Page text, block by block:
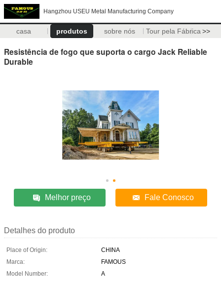
Hangzhou USEU Metal Manufacturing Company
casa produtos sobre nós Tour pela Fábrica >>
Resistência de fogo que suporta o cargo Jack Reliable
Durable
Melhor preço Fale Conosco
Detalhes do produto
Place of Origin:
CHINA
Marca:
FAMOUS
Model Number:
A